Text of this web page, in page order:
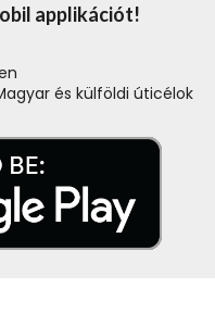
applikációt!
és külföldi úticélok